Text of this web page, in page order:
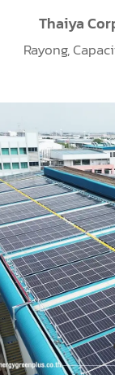
Rayong,